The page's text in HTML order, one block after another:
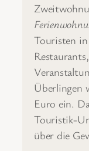
Touristen
Überlingen
Euro ein.
Touristik-
über die